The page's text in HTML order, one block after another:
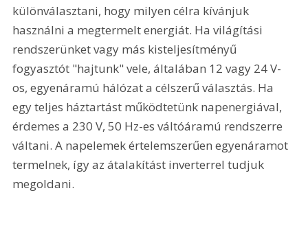
különválasztani, hogy milyen célra kívánjuk
használni a megtermelt energiát. Ha világítási
rendszerünket vagy más kisteljesítményű
fogyasztót "hajtunk" vele, általában 12 vagy 24 V-
os, egyenáramú hálózat a célszerű választás. Ha
egy teljes háztartást működtetünk napenergiával,
érdemes a 230 V, 50 Hz-es váltóáramú rendszerre
váltani. A napelemek értelemszerűen egyenáramot
termelnek, így az átalakítást inverterrel tudjuk
megoldani.